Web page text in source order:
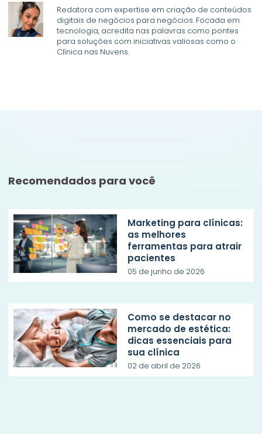
Redatora com expertise em criação de conteúdos
digitais de negócios para negócios. Focada em
tecnologia, acredita nas palavras como pontes
para soluções com iniciativas valiosas como o
Clínica nas Nuvens.
Recomendados para você
Marketing para clínicas:
as melhores
ferramentas para atrair
pacientes
05 de junho de 2026
Como se destacar no
mercado de estética:
dicas essenciais para
sua clínica
02 de abril de 2026